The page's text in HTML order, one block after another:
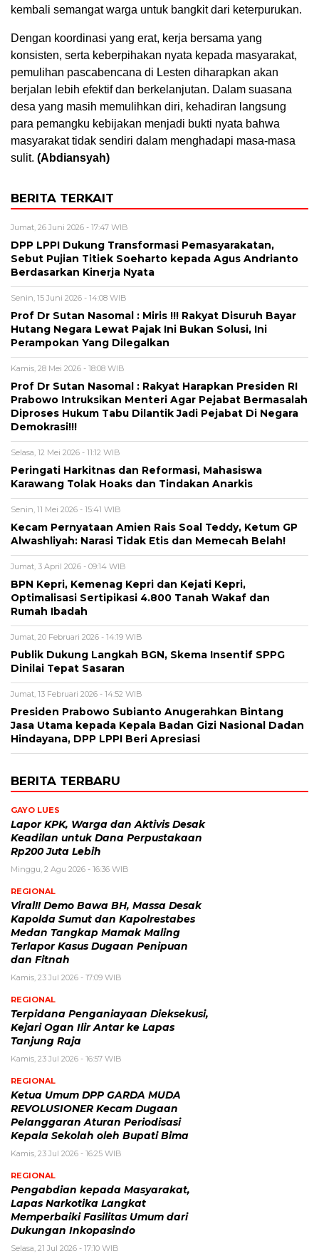
kembali semangat warga untuk bangkit dari keterpurukan.
Dengan koordinasi yang erat, kerja bersama yang
konsisten, serta keberpihakan nyata kepada masyarakat,
pemulihan pascabencana di Lesten diharapkan akan
berjalan lebih efektif dan berkelanjutan. Dalam suasana
desa yang masih memulihkan diri, kehadiran langsung
para pemangku kebijakan menjadi bukti nyata bahwa
masyarakat tidak sendiri dalam menghadapi masa-masa
sulit. (Abdiansyah)
BERITA TERKAIT
Jumat, 26 Juni 2026 - 17:47 WIB
DPP LPPI Dukung Transformasi Pemasyarakatan,
Sebut Pujian Titiek Soeharto kepada Agus Andrianto
Berdasarkan Kinerja Nyata
Senin, 15 Juni 2026 - 14:08 WIB
Prof Dr Sutan Nasomal : Miris !!! Rakyat Disuruh Bayar
Hutang Negara Lewat Pajak Ini Bukan Solusi, Ini
Perampokan Yang Dilegalkan
Kamis, 28 Mei 2026 - 18:08 WIB
Prof Dr Sutan Nasomal : Rakyat Harapkan Presiden RI
Prabowo Intruksikan Menteri Agar Pejabat Bermasalah
Diproses Hukum Tabu Dilantik Jadi Pejabat Di Negara
Demokrasi!!!
Selasa, 12 Mei 2026 - 11:12 WIB
Peringati Harkitnas dan Reformasi, Mahasiswa
Karawang Tolak Hoaks dan Tindakan Anarkis
Senin, 11 Mei 2026 - 15:41 WIB
Kecam Pernyataan Amien Rais Soal Teddy, Ketum GP
Alwashliyah: Narasi Tidak Etis dan Memecah Belah!
Jumat, 3 April 2026 - 09:14 WIB
BPN Kepri, Kemenag Kepri dan Kejati Kepri,
Optimalisasi Sertipikasi 4.800 Tanah Wakaf dan
Rumah Ibadah
Jumat, 20 Februari 2026 - 14:19 WIB
Publik Dukung Langkah BGN, Skema Insentif SPPG
Dinilai Tepat Sasaran
Jumat, 13 Februari 2026 - 14:52 WIB
Presiden Prabowo Subianto Anugerahkan Bintang
Jasa Utama kepada Kepala Badan Gizi Nasional Dadan
Hindayana, DPP LPPI Beri Apresiasi
BERITA TERBARU
GAYO LUES
Lapor KPK, Warga dan Aktivis Desak
Keadilan untuk Dana Perpustakaan
Rp200 Juta Lebih
Minggu, 2 Agu 2026 - 16:36 WIB
REGIONAL
Viral!! Demo Bawa BH, Massa Desak
Kapolda Sumut dan Kapolrestabes
Medan Tangkap Mamak Maling
Terlapor Kasus Dugaan Penipuan
dan Fitnah
Kamis, 23 Jul 2026 - 17:09 WIB
REGIONAL
Terpidana Penganiayaan Dieksekusi,
Kejari Ogan Ilir Antar ke Lapas
Tanjung Raja
Kamis, 23 Jul 2026 - 16:57 WIB
REGIONAL
Ketua Umum DPP GARDA MUDA
REVOLUSIONER Kecam Dugaan
Pelanggaran Aturan Periodisasi
Kepala Sekolah oleh Bupati Bima
Kamis, 23 Jul 2026 - 16:25 WIB
REGIONAL
Pengabdian kepada Masyarakat,
Lapas Narkotika Langkat
Memperbaiki Fasilitas Umum dari
Dukungan Inkopasindo
Selasa, 21 Jul 2026 - 17:10 WIB